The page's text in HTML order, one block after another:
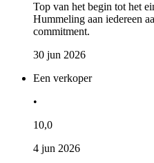
Top van het begin tot het
Hummeling aan iedereen
commitment.
30 jun 2026
Een verkoper
•
10,0
4 jun 2026